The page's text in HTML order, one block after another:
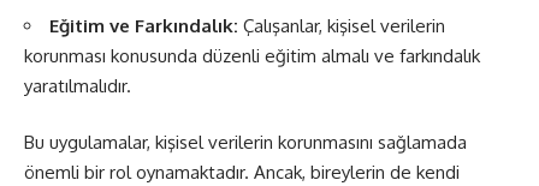
Eğitim ve Farkındalık: Çalışanlar, kişisel verilerin
korunması konusunda düzenli eğitim almalı ve farkındalık
yaratılmalıdır.
Bu uygulamalar, kişisel verilerin korunmasını sağlamada
önemli bir rol oynamaktadır. Ancak, bireylerin de kendi